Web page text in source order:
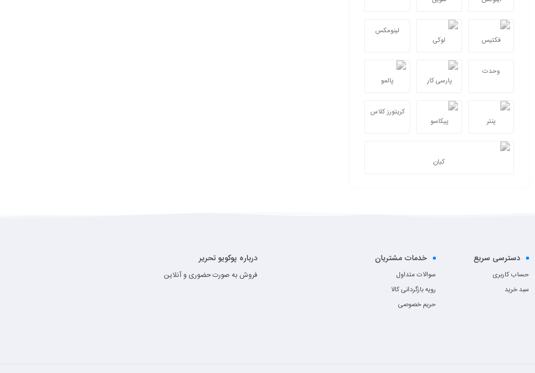
فکتیس لوکی
لینومکس
وحدت
پارسی کار
پالمو
پنتر پیکاسو
کریتورز کلاس
کیان
دسترسی سریع
حساب کاربری
سبد خرید
خدمات مشتریان
سوالات متداول
رویه بازگردانی کالا
حریم خصوصی
درباره پوکویو تحریر
فروش به صورت حضوری و آنلاین